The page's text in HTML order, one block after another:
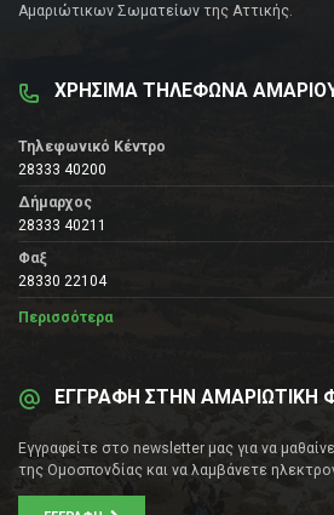
Αμαριώτικων Σωματείων της Αττικής.
ΧΡΗΣΙΜΑ ΤΗΛΕΦΩΝΑ
Τηλεφωνικό Κέντρο
28333 40200
Δήμαρχος
28333 40211
Φαξ
28330 22104
Περισσότερα
ΕΓΓΡΑΦΗ ΣΤΗΝ ΑΜΑΡΙΩΤΙΚΗ
Εγγραφείτε στο newsletter μας για να
της Ομοσπονδίας και να λαμβάνετε